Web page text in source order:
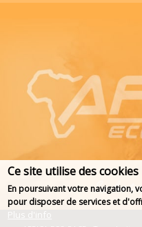
Ce site utilise des cookies
En poursuivant votre navigation,
pour disposer de services et
Plus d'info